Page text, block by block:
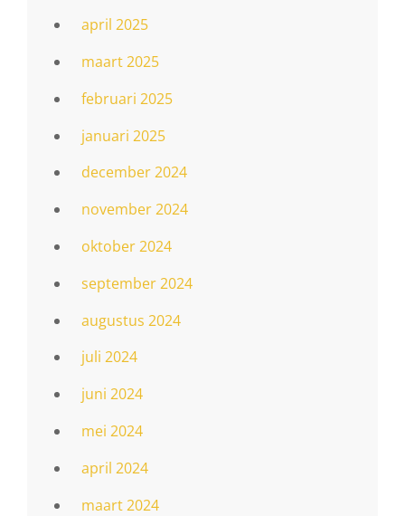
april 2025
maart 2025
februari 2025
januari 2025
december 2024
november 2024
oktober 2024
september 2024
augustus 2024
juli 2024
juni 2024
mei 2024
april 2024
maart 2024